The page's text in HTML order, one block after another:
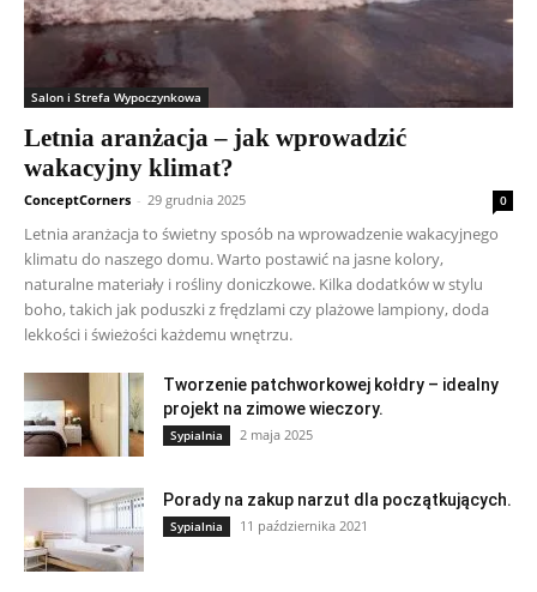
Salon i Strefa Wypoczynkowa
Letnia aranżacja – jak wprowadzić
wakacyjny klimat?
ConceptCorners - 29 grudnia 2025 0
Letnia aranżacja to świetny sposób na wprowadzenie wakacyjnego
klimatu do naszego domu. Warto postawić na jasne kolory,
naturalne materiały i rośliny doniczkowe. Kilka dodatków w stylu
boho, takich jak poduszki z frędzlami czy plażowe lampiony, doda
lekkości i świeżości każdemu wnętrzu.
Tworzenie patchworkowej kołdry – idealny
projekt na zimowe wieczory.
Sypialnia 2 maja 2025
Porady na zakup narzut dla początkujących.
Sypialnia 11 października 2021